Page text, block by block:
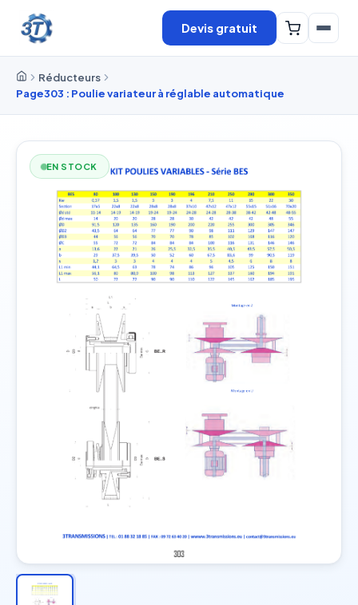
Devis gratuit
Réducteurs
Page303 : Poulie variateur à réglable automatique
EN STOCK